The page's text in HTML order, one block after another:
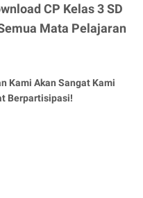
CP Kelas 3 SD
Mata Pelajaran
Kami Akan Sangat Kami
Berpartisipasi!